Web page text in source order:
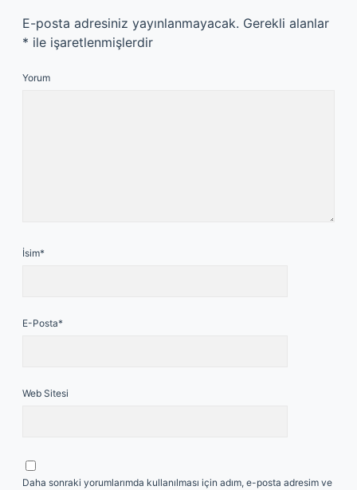
E-posta adresiniz yayınlanmayacak. Gerekli alanlar
* ile işaretlenmişlerdir
Yorum
İsim*
E-Posta*
Web Sitesi
Daha sonraki yorumlarımda kullanılması için adım, e-posta adresim ve